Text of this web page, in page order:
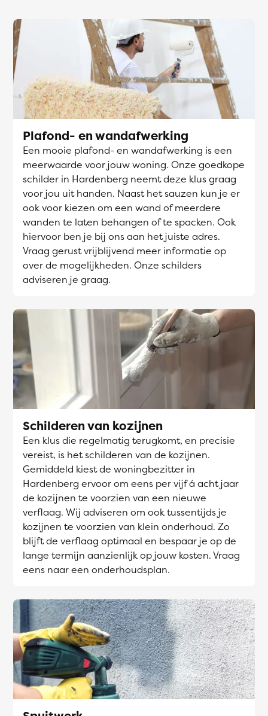
Plafond- en wandafwerking
Een mooie plafond- en wandafwerking is een
meerwaarde voor jouw woning. Onze goedkope
schilder in Hardenberg neemt deze klus graag
voor jou uit handen. Naast het sauzen kun je er
ook voor kiezen om een wand of meerdere
wanden te laten behangen of te spacken. Ook
hiervoor ben je bij ons aan het juiste adres.
Vraag gerust vrijblijvend meer informatie op
over de mogelijkheden. Onze schilders
adviseren je graag.
Schilderen van kozijnen
Een klus die regelmatig terugkomt, en precisie
vereist, is het schilderen van de kozijnen.
Gemiddeld kiest de woningbezitter in
Hardenberg ervoor om eens per vijf á acht jaar
de kozijnen te voorzien van een nieuwe
verflaag. Wij adviseren om ook tussentijds je
kozijnen te voorzien van klein onderhoud. Zo
blijft de verflaag optimaal en bespaar je op de
lange termijn aanzienlijk op jouw kosten. Vraag
eens naar een onderhoudsplan.